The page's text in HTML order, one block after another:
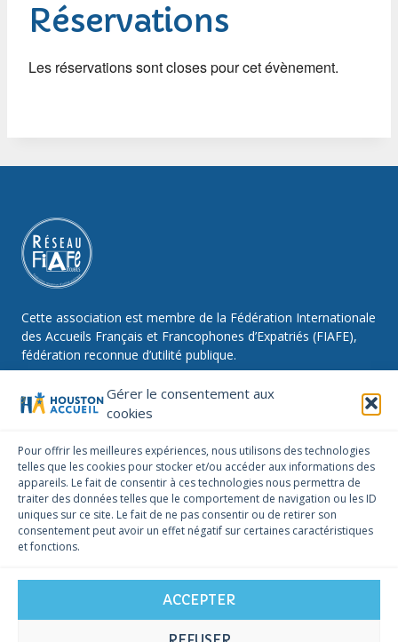
Gérer le consentement aux
cookies
Pour offrir les meilleures expériences, nous utilisons des technologies
telles que les cookies pour stocker et/ou accéder aux informations des
appareils. Le fait de consentir à ces technologies nous permettra de
traiter des données telles que le comportement de navigation ou les ID
uniques sur ce site. Le fait de ne pas consentir ou de retirer son
consentement peut avoir un effet négatif sur certaines caractéristiques
et fonctions.
ACCEPTER
Réservations
Les réservations sont closes pour cet évènement.
Cette association est membre de la Fédération Internationale
des Accueils Français et Francophones d’Expatriés (FIAFE),
fédération reconnue d’utilité publique.
NOUS SUIVRE
Facebook Instagram Linkedin
NOUS CONTACTER
infos@houstonaccueil.org